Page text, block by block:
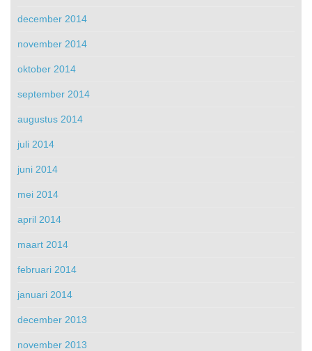
december 2014
november 2014
oktober 2014
september 2014
augustus 2014
juli 2014
juni 2014
mei 2014
april 2014
maart 2014
februari 2014
januari 2014
december 2013
november 2013